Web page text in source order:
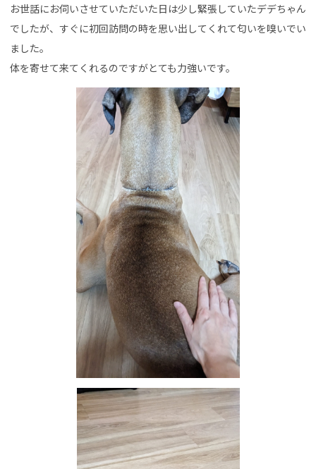
お世話にお伺いさせていただいた日は少し緊張していたデデちゃん
でしたが、すぐに初回訪問の時を思い出してくれて匂いを嗅いでい
ました。
体を寄せて来てくれるのですがとても力強いです。